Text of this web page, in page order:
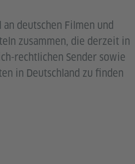
deutschen Filmen und
zusammen, die derzeit in
rechtlichen Sender sowie
in Deutschland zu finden